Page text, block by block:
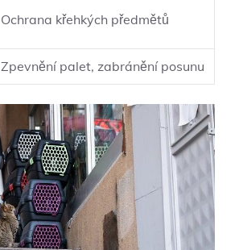
Ochrana ⁣křehkých⁣ předmětů
Zpevnění palet, zabránění posunu